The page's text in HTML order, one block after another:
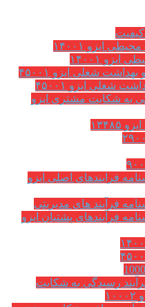
ایزو ۱۴۰۰۱
۱۴۰۰۱
شغلی ایزو ۴۵۰۰۱
شغلی ایزو ۴۵۰۰۱
شکایت مشتری ایزو
فرایندهای اصلی ایزو
فرآیند های مدیریتی
فرآیندهای پشتیان ایزو
رسیدگی به شکایت